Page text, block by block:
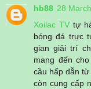
hb88 28
Xoilac TV tự
bóng đá trực
gian giải trí
mang đến
cầu hấp dẫn
còn cung cấp